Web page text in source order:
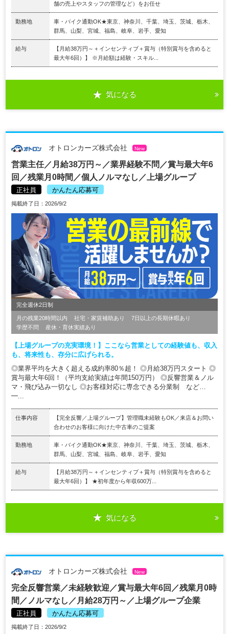
舗の売上やスタッフの管理など）をお任せ
勤務地
車・バイク通勤OK★東京、神奈川、千葉、埼玉、茨城、栃木、
群馬、山梨、宮城、福島、岐阜、岩手、愛知
給与
【月給38万円～＋インセンティブ＋賞与（特別賞与を含めると
最大年6回）】 ※月給額は経験・スキル...
気になる
オトロンカーズ株式会社 New
営業主任／月給38万円～／業界経験不問／賞与最大年6
回／残業月0時間／個人ノルマなし／上場グループ
正社員 かんたん応募可
掲載終了日：2026/9/2
完全週休2日制
月の残業20時間以内 社宅・家賃補助あり
7日以上の長期休暇あり
学歴不問
産休・育休実績あり
【上場グループの充実環境！】ここなら営業としての経験値も、収入
も、将来性も、存分に広げられる。
◎業界平均を大きく超える成約率80％超！ ◎月給38万円スタート ◎
賞与最大年6回！（平均支給実績は年間150万円） ◎反響営業＆ノル
マ・飛び込み一切なし ◎お客様対応に専念できる分業制 など…
━...
仕事内容
【完全反響／上場グループ】管理職未経験もOK／来店＆お問い
合わせのお客様に向けた中古車のご提案
勤務地
車・バイク通勤OK★東京、神奈川、千葉、埼玉、茨城、栃木、
群馬、山梨、宮城、福島、岐阜、岩手、愛知
給与
【月給38万円～＋インセンティブ＋賞与（特別賞与を含めると
最大年6回）】 ★初年度から年収600万...
気になる
オトロンカーズ株式会社 New
完全反響営業／未経験歓迎／賞与最大年6回／残業月0時
間／ノルマなし／月給28万円～／上場グループ企業
正社員 かんたん応募可
掲載終了日：2026/9/2